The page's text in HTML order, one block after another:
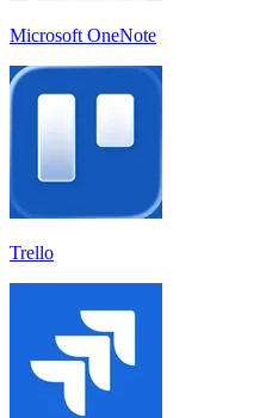
Microsoft OneNote
Trello